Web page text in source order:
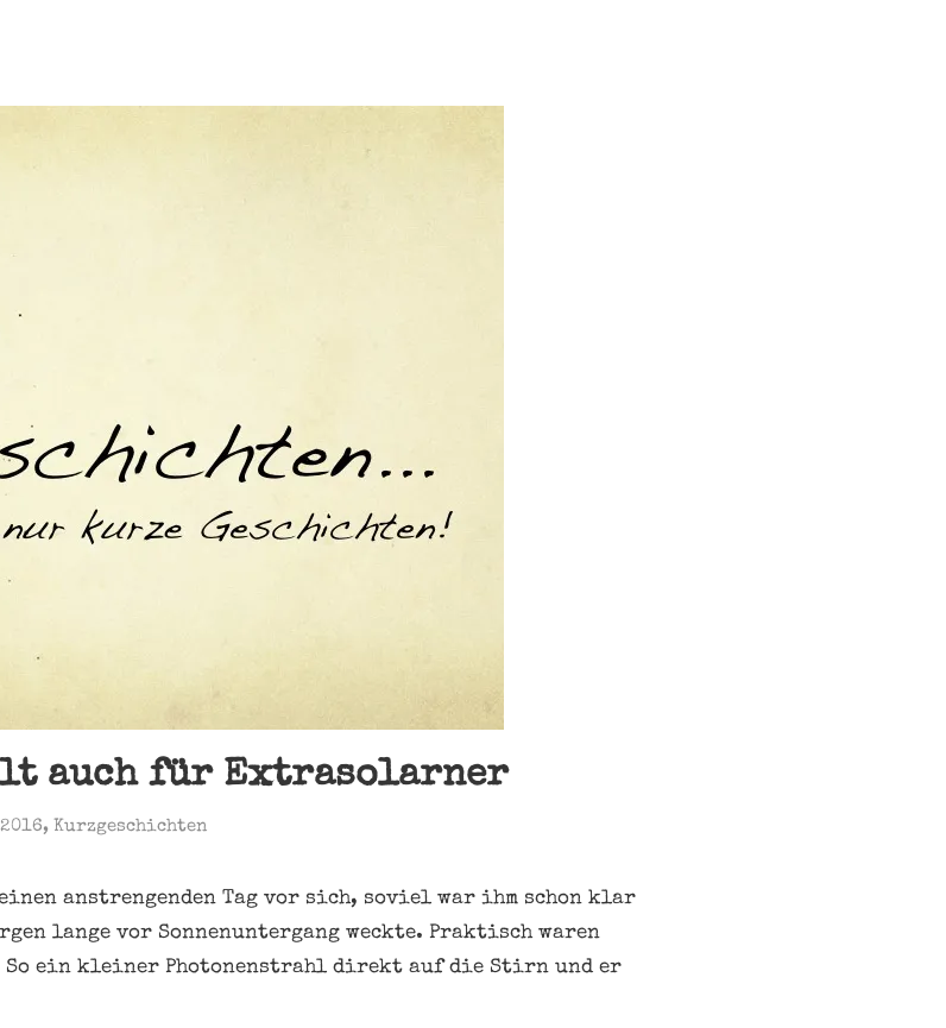
auch für Extrasolarner
2016, Kurzgeschichten
anstrengenden Tag vor sich, soviel war ihm schon klar
lange vor Sonnenuntergang weckte. Praktisch waren
So ein kleiner Photonenstrahl direkt auf die Stirn und er